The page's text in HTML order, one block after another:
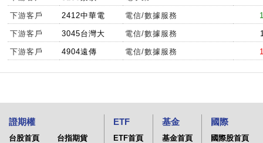
下游客戶 2412中華電 電信/數據服務
下游客戶 3045台灣大 電信/數據服務
下游客戶 4904遠傳 電信/數據服務
證期權
台股首頁
台指期貨
ETF
ETF首頁
基金
基金首頁
國際
國際股首頁